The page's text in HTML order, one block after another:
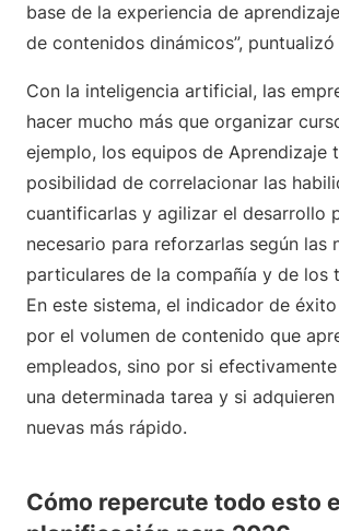
base de la experiencia de
de contenidos dinámicos”, puntualizó
Con la inteligencia artificial, las
hacer mucho más que organizar
ejemplo, los equipos de Aprendizaje
posibilidad de correlacionar las
cuantificarlas y agilizar el desarrollo
necesario para reforzarlas según las
particulares de la compañía y de los
En este sistema, el indicador de
por el volumen de contenido que
empleados, sino por si
una determinada tarea y si
nuevas más rápido.
Cómo repercute todo esto